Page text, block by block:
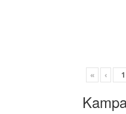
« ‹